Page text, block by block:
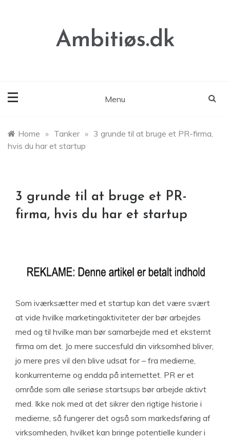
Ambitiøs.dk
Menu
Home » Tanker » 3 grunde til at bruge et PR-firma,
hvis du har et startup
3 grunde til at bruge et PR-
firma, hvis du har et startup
Som iværksætter med et startup kan det være svært
at vide hvilke marketingaktiviteter der bør arbejdes
med og til hvilke man bør samarbejde med et eksternt
firma om det. Jo mere succesfuld din virksomhed bliver,
jo mere pres vil den blive udsat for – fra medierne,
konkurrenterne og endda på internettet. PR er et
område som alle seriøse startsups bør arbejde aktivt
med. Ikke nok med at det sikrer den rigtige historie i
medierne, så fungerer det også som markedsføring af
virksomheden, hvilket kan bringe potentielle kunder i